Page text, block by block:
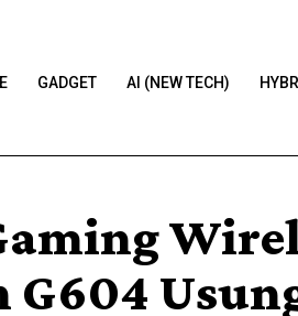
GADGET AI (NEW TECH)
G604